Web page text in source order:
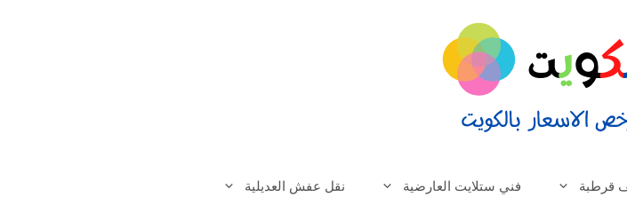
قرطبة فني ستلايت العارضية نقل عفش العديلية